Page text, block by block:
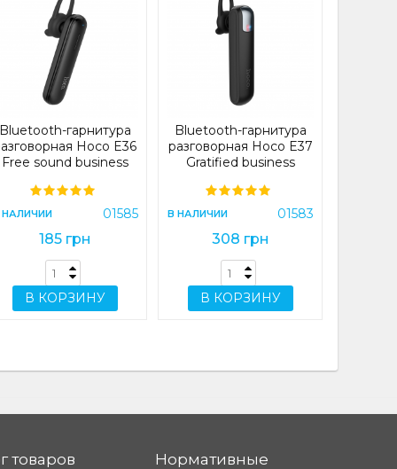
Bluetooth-гарнитура
Hoco E36
Free sound business
(E36)
НАЛИЧИИ 01585
185 грн
В КОРЗИНУ
Bluetooth-гарнитура
разговорная Hoco E37
Gratified business
(E37)
В НАЛИЧИИ 01583
308 грн
В КОРЗИНУ
товаров
Нормативные